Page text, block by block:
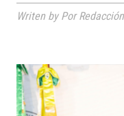
Writen by Por Redacción